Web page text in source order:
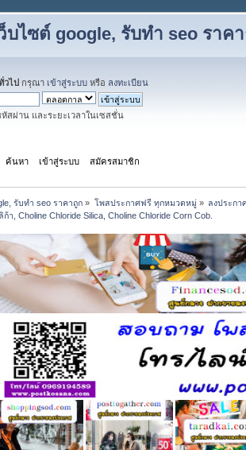
บไซต์ google, รับทำ seo ราค
ไป กรุณา เข้าสู่ระบบ หรือ ลงทะเบียน
สผ่าน และระยะเวลาในเซสชั่น
ค้นหา เข้าสู่ระบบ สมัครสมาชิก
รับทำ seo ราคาถูก » โพสประกาศฟรี ทุกหมวดหมู่» ลงประกา
, Choline Chloride Silica, Choline Chloride Corn Cob.